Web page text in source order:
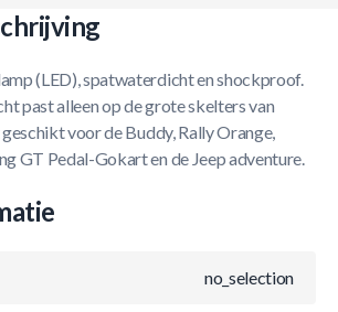
(LED), spatwaterdicht en shockproof.
past alleen op de grote skelters van
voor de Buddy, Rally Orange,
GT Pedal-Gokart en de Jeep adventure.
no_selection